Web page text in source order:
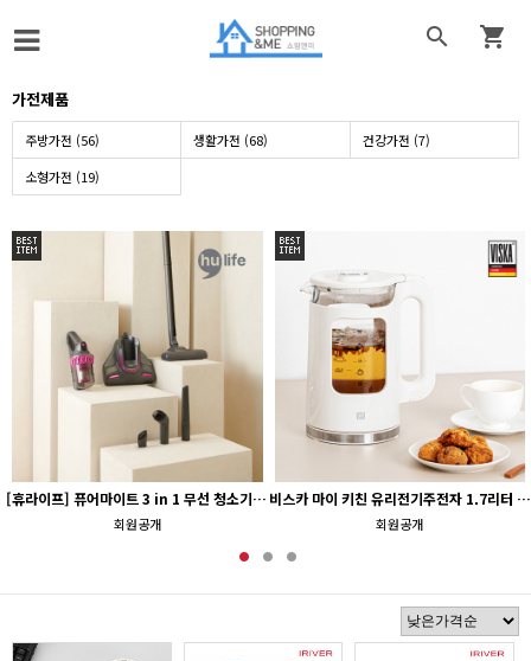
 
가전제품
주방가전 (56) 생활가전 (68)
건강가전 (7)
소형가전 (19)
[휴라이프] 퓨어마이트 3 in 1 무선 청소기 (침구/차량 겸용) JSK-N4052
회원공개
비스카 마이 키친 유리전기주전자 1.7리터 HNZ-3500WK
회원공개